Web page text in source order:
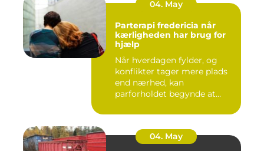
04. May
Parterapi fredericia når
kærligheden har brug for
hjælp
Når hverdagen fylder, og
konflikter tager mere plads
end nærhed, kan
parforholdet begynde at
04. May